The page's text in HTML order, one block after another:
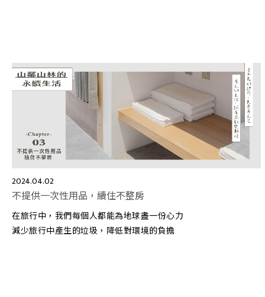
2024.04.02
不提供一次性用品，續住不整房
在旅行中，我們每個人都能為地球盡一份心力
減少旅行中產生的垃圾，降低對環境的負擔